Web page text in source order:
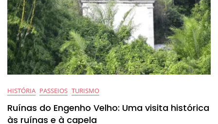
HISTÓRIA PASSEIOS TURISMO
Ruínas do Engenho Velho: Uma visita histórica
às ruínas e à capela